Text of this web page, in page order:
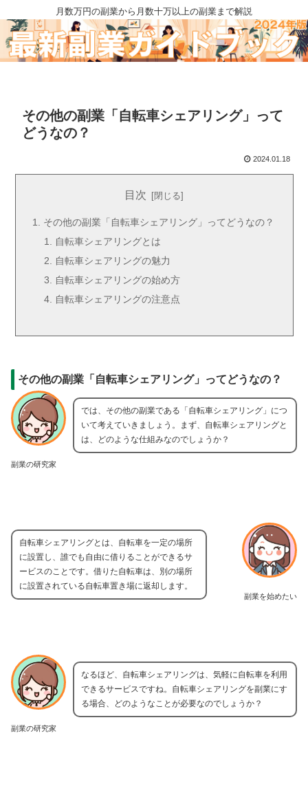
月数万円の副業から月数十万以上の副業まで解説
その他の副業「自転車シェアリング」って
どうなの？
2024.01.18
目次
その他の副業「自転車シェアリング」ってどうなの？
自転車シェアリングとは
自転車シェアリングの魅力
自転車シェアリングの始め方
自転車シェアリングの注意点
その他の副業「自転車シェアリング」ってどうなの？
副業の研究家
では、その他の副業である「自転車シェアリング」につ
いて考えていきましょう。まず、自転車シェアリングと
は、どのような仕組みなのでしょうか？
副業を始めたい
自転車シェアリングとは、自転車を一定の場所
に設置し、誰でも自由に借りることができるサ
ービスのことです。借りた自転車は、別の場所
に設置されている自転車置き場に返却します。
副業の研究家
なるほど、自転車シェアリングは、気軽に自転車を利用
できるサービスですね。自転車シェアリングを副業にす
る場合、どのようなことが必要なのでしょうか？